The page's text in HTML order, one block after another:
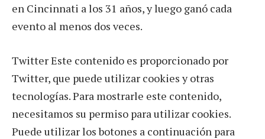
en Cincinnati a los 31 años, y luego ganó cada
evento al menos dos veces.
Twitter Este contenido es proporcionado por
Twitter, que puede utilizar cookies y otras
tecnologías. Para mostrarle este contenido,
necesitamos su permiso para utilizar cookies.
Puede utilizar los botones a continuación para